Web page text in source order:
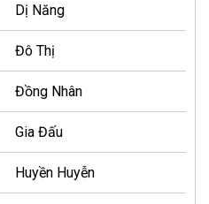
Dị Năng
Đô Thị
Đồng Nhân
Gia Đấu
Huyền Huyễn